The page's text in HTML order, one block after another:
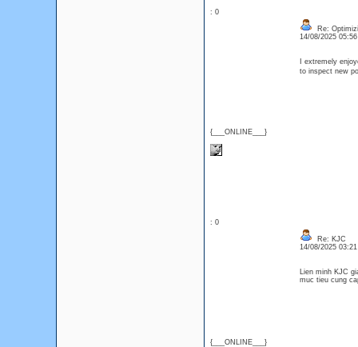
: 0
{___ONLINE___}
Re:
14/08/2025
I extremely
to inspect new
: 0
{___ONLINE___}
Re: KJC
14/08/2025
Lien minh KJC
muc tieu cung